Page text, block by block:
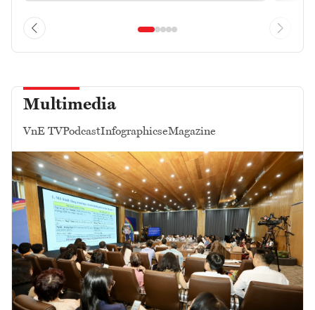
Multimedia
VnE TVPodcastInfographicseMagazine